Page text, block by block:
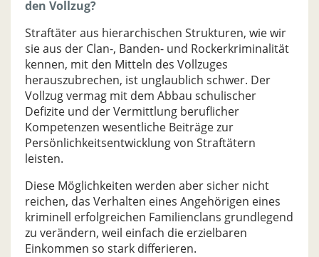
den Vollzug?
Straftäter aus hierarchischen Strukturen, wie wir
sie aus der Clan-, Banden- und Rockerkriminalität
kennen, mit den Mitteln des Vollzuges
herauszubrechen, ist unglaublich schwer. Der
Vollzug vermag mit dem Abbau schulischer
Defizite und der Vermittlung beruflicher
Kompetenzen wesentliche Beiträge zur
Persönlichkeitsentwicklung von Straftätern
leisten.
Diese Möglichkeiten werden aber sicher nicht
reichen, das Verhalten eines Angehörigen eines
kriminell erfolgreichen Familienclans grundlegend
zu verändern, weil einfach die erzielbaren
Einkommen so stark differieren.